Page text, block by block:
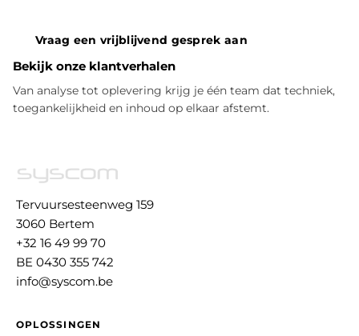
Vraag een vrijblijvend gesprek aan
Bekijk onze klantverhalen
Van analyse tot oplevering krijg je één team dat techniek,
toegankelijkheid en inhoud op elkaar afstemt.
Tervuursesteenweg 159
3060 Bertem
+32 16 49 99 70
BE 0430 355 742
info@syscom.be
OPLOSSINGEN